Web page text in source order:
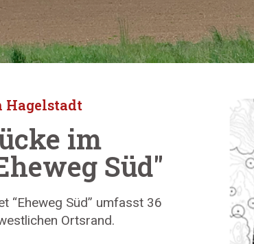
Hagelstadt
im
Süd"
“Eheweg Süd” umfasst 36
Ortsrand.